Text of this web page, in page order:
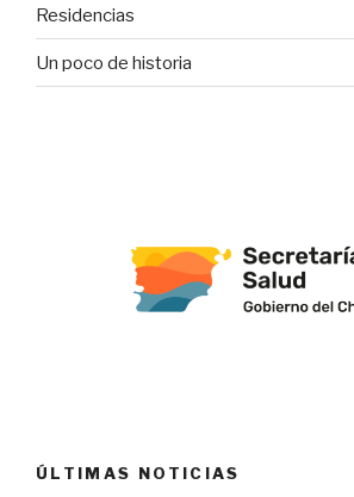
Residencias
Un poco de historia
ÚLTIMAS NOTICIAS